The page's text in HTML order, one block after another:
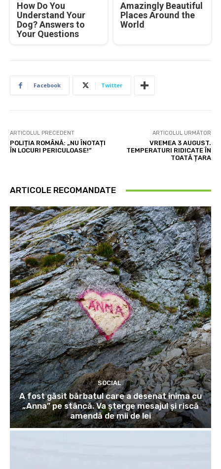
How Do You
Understand Your
Dog? Answers to
Your Questions
Amazingly Beautiful
Places Around the
World
Facebook Twitter
ARTICOLUL PRECEDENT
POLIȚIA ROMÂNĂ: „NU ÎNOTAȚI
ÎN LOCURI PERICULOASE!”
ARTICOLUL URMĂTOR
VREMEA 3 AUGUST.
TEMPERATURI RIDICATE ÎN
TOATĂ ȚARA
ARTICOLE RECOMANDATE
SOCIAL
A fost găsit bărbatul care a desenat inima cu
„Anna” pe stâncă. Va șterge mesajul și riscă
amendă de mii de lei